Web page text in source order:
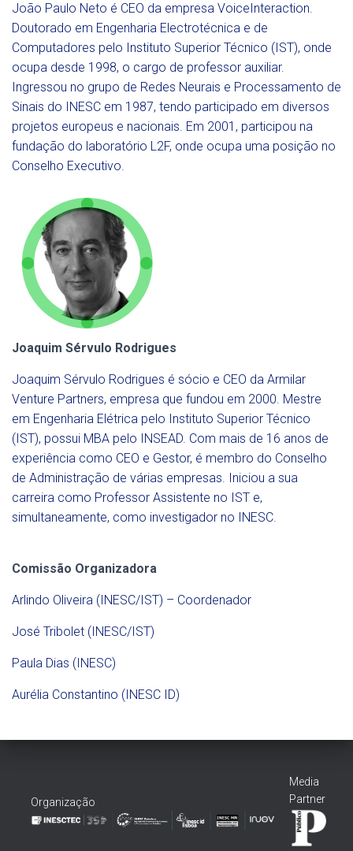
João Paulo Neto é CEO da empresa VoiceInteraction.
Doutorado em Engenharia Electrotécnica e de
Computadores pelo Instituto Superior Técnico (IST), onde
ocupa desde 1998, o cargo de professor auxiliar.
Ingressou no grupo de Redes Neurais e Processamento de
Sinais do INESC em 1987, tendo participado em diversos
projetos europeus e nacionais. Em 2001, participou na
fundação do laboratório L2F, onde ocupa uma posição no
Conselho Executivo.
Joaquim Sérvulo Rodrigues
Joaquim Sérvulo Rodrigues é sócio e CEO da Armilar
Venture Partners, empresa que fundou em 2000. Mestre
em Engenharia Elétrica pelo Instituto Superior Técnico
(IST), possui MBA pelo INSEAD. Com mais de 16 anos de
experiência como CEO e Gestor, é membro do Conselho
de Administração de várias empresas. Iniciou a sua
carreira como Professor Assistente no IST e,
simultaneamente, como investigador no INESC.
Comissão Organizadora
Arlindo Oliveira (INESC/IST) – Coordenador
José Tribolet (INESC/IST)
Paula Dias (INESC)
Aurélia Constantino (INESC ID)
Organização
Media
Partner